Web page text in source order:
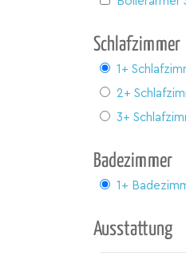
Schlafzimmer
1+
2+
3+
Badezimmer
1+
Ausstattung